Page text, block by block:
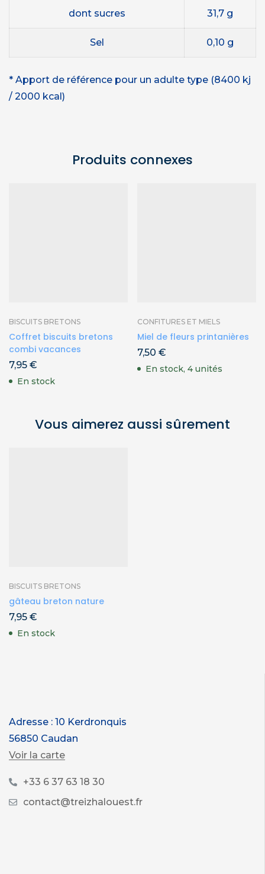
dont sucres 31,7 g
Sel 0,10 g
* Apport de référence pour un adulte type (8400 kj
/ 2000 kcal)
Produits connexes
BISCUITS BRETONS
Coffret biscuits bretons
combi vacances
7,95 €
En stock
CONFITURES ET MIELS
Miel de fleurs printanières
7,50 €
En stock, 4 unités
Vous aimerez aussi sûrement
BISCUITS BRETONS
gâteau breton nature
7,95 €
En stock
Adresse : 10 Kerdronquis
56850 Caudan
Voir la carte
+33 6 37 63 18 30
contact@treizhalouest.fr